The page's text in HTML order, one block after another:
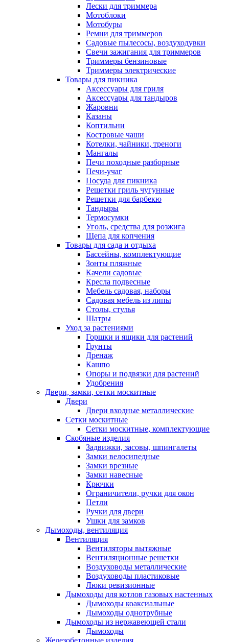
Лески для триммера
Мотоблоки
Мотобуры
Ремни для триммеров
Садовые пылесосы, воздуходувки
Свечи зажигания для триммеров
Триммеры бензиновые
Триммеры электрические
Товары для пикника
Аксессуары для гриля
Аксессуары для тандыров
Жаровни
Казаны
Коптильни
Костровые чаши
Котелки, чайники, треноги
Мангалы
Печи походные разборные
Печи-учаг
Посуда для пикника
Решетки гриль чугунные
Решетки для барбекю
Тандыры
Термосумки
Уголь, средства для розжига
Щепа для копчения
Товары для сада и отдыха
Бассейны, комплектующие
Зонты пляжные
Качели садовые
Кресла подвесные
Мебель садовая, наборы
Садовая мебель из липы
Столы, стулья
Шатры
Уход за растениями
Горшки и ящики для растений
Грунты
Дренаж
Кашпо
Опоры и подвязки для растений
Удобрения
Двери, замки, сетки москитные
Двери
Двери входные металлические
Сетки москитные
Сетки москитные, комплектующие
Скобяные изделия
Задвижки, засовы, шпингалеты
Замки велосипедные
Замки врезные
Замки навесные
Крючки
Ограничители, ручки для окон
Петли
Ручки для двери
Ушки для замков
Дымоходы, вентиляция
Вентиляция
Вентиляторы вытяжные
Вентиляционные решетки
Воздуховоды металлические
Воздуховоды пластиковые
Люки ревизионные
Дымоходы для котлов газовых настенных
Дымоходы коаксиальные
Дымоходы однотрубные
Дымоходы из нержавеющей стали
Дымоходы
Железобетонные изделия